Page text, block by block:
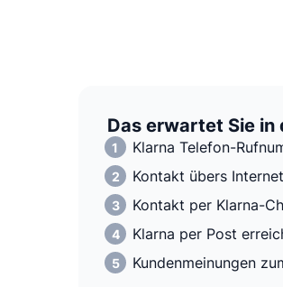
Das erwartet Sie
Klarna Telefon-
Kontakt übers Internet
Kontakt per Klarna-
Klarna per Post
Kundenmeinungen